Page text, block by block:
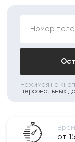
Номер
Нажимая на
персональных
от